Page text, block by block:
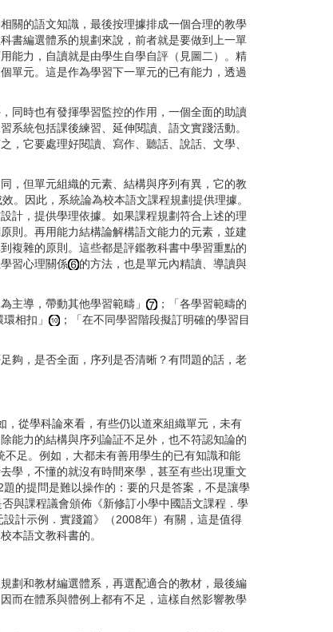
關的語文知識，最後按理據排成一個合理的教學
書編選體系的規劃來說，前者就是要做到上一單
能力，自讀就是由學生自學自評（見圖二）。精
單元。這是作為學習下一單元的已有能力，透過
同時也有發揮學習監控的作用，一個全面的助讀
統包括課後練習、延伸閱讀、語文實踐活動。
它要處理好閱讀、寫作、聽話、說話、文學、
但單元組織的元素、結構與序列有異，它的教
。因此，系統論為校本語文課程規劃提供理據。
計，提供學理依據。如果課程規劃符合上述的理
則。再用能力結構論解構語文能力的元素，並建
複雜的原則。這些都是評鑑教科書中學習重點的
習心理關係
的方法，也是單元內精讀、導讀與
導，帶動其他學習範疇」
；「各學習範疇的
相扣」
；「在不同學習階段擬訂明確的學習目
夠，是否全面，序列是否清晰？有問題的話，老
從學科論來看，有些仍以道來組織單元，未有
能力的結構與序列論証不足外，也不符認知論的
足。例如，大都未有善用學生的已有知識和能
學，不懂的就沒有時間來學，甚至有些出現重文
的提問是難以操作的：要的只是答案，不是讓學
與課程議會頒佈《新修訂小學中國語文課程．學
計示例．實踐篇》（2008年）有關，這是值得
本語文教科書的。
劃和教材編選體系，再選配適合的教材，最後編
而在體系與體例上都有不足，這樣自然影響教學